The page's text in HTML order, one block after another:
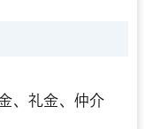
、礼金、仲介